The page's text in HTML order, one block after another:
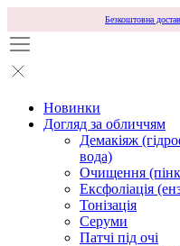
Безкоштовна
Новинки
Догляд за обличчям
Демакіяж
вода)
Очищення
Ексфоліація
Тонізація
Серуми
Патчі під очі